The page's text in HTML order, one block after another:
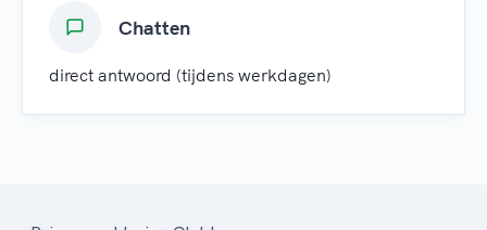
Chatten
direct antwoord (tijdens werkdagen)